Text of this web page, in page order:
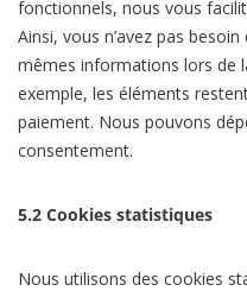
fonctionnels, nous vous
Ainsi, vous n’avez pas
mêmes informations lors de
exemple, les éléments
paiement. Nous pouvons
consentement.
5.2 Cookies statistiques
Nous utilisons des cookies